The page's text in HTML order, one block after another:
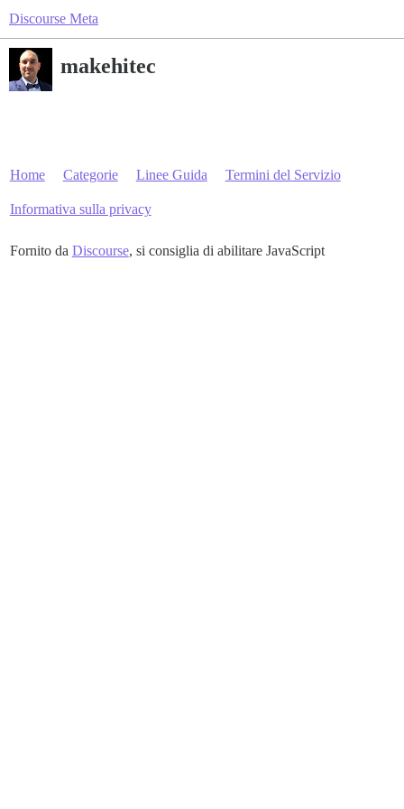
Discourse Meta
makehitec
Home Categorie Linee Guida Termini del Servizio
Informativa sulla privacy
Fornito da Discourse, si consiglia di abilitare JavaScript